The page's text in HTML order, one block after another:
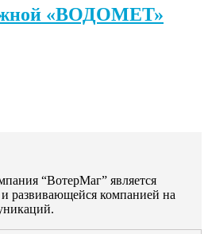
«ВОДОМЕТ»
“ВотерМаг” является
развивающейся компанией на